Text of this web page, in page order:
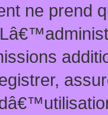
ne prend